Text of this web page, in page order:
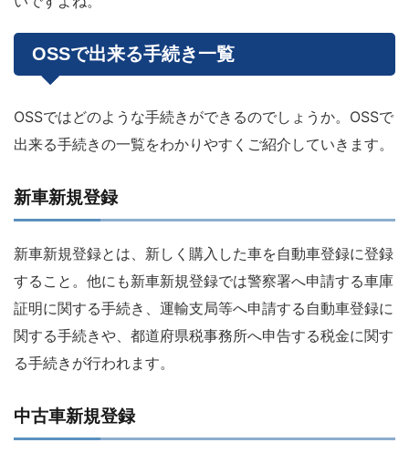
OSSで出来る手続き一覧
OSSではどのような手続きができるのでしょうか。OSSで
出来る手続きの一覧をわかりやすくご紹介していきます。
新車新規登録
新車新規登録とは、新しく購入した車を自動車登録に登録
すること。他にも新車新規登録では警察署へ申請する車庫
証明に関する手続き、運輸支局等へ申請する自動車登録に
関する手続きや、都道府県税事務所へ申告する税金に関す
る手続きが行われます。
中古車新規登録